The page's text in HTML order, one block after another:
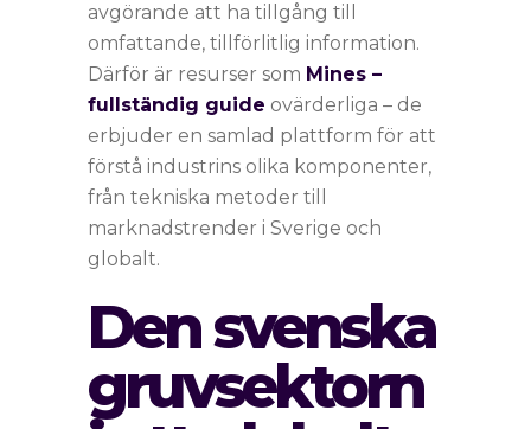
avgörande att ha tillgång till
omfattande, tillförlitlig information.
Därför är resurser som Mines –
fullständig guide ovärderliga – de
erbjuder en samlad plattform för att
förstå industrins olika komponenter,
från tekniska metoder till
marknadstrender i Sverige och
globalt.
Den svenska
gruvsektorn